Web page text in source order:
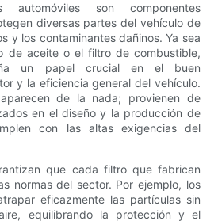
son componentes
diversas partes del vehículo de
y los contaminantes dañinos. Ya sea
de aceite o el filtro de combustible,
un papel crucial en el buen
y la eficiencia general del vehículo.
de la nada; provienen de
en el diseño y la producción de
con las altas exigencias del
que cada filtro que fabrican
normas del sector. Por ejemplo, los
eficazmente las partículas sin
equilibrando la protección y el